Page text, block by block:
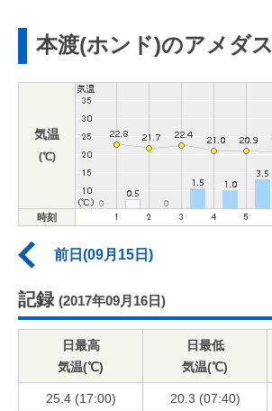
本渡(ホンド)のアメダス
気温
(℃)
時刻
前日(09月15日)
記録 (2017年09月16日)
日最高
気温(℃)
日最低
気温(℃)
25.4 (17:00) 20.3 (07:40)